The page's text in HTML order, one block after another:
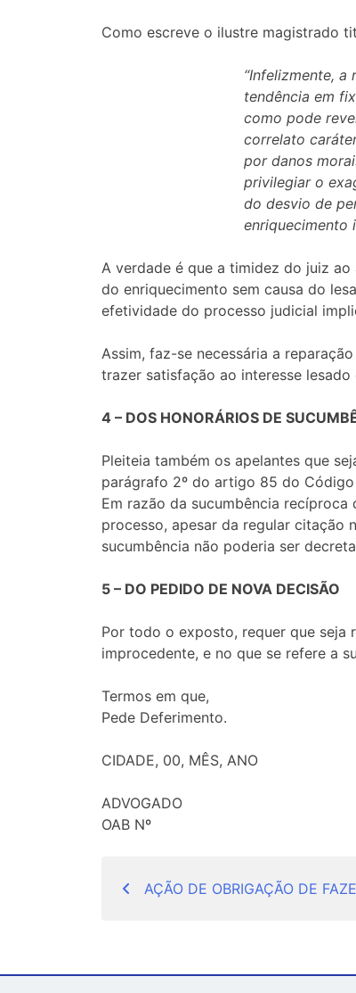
Como escreve o ilustre magistrado
“Infelizmente,
tendência em
como pode
correlato
por danos
privilegiar o
do desvio de
enriquecimento
A verdade é que a timidez do juiz
do enriquecimento sem causa do
efetividade do processo judicial
Assim, faz-se necessária a
trazer satisfação ao interesse
4 – DOS HONORÁRIOS DE
Pleiteia também os apelantes que
parágrafo 2º do artigo 85 do
Em razão da sucumbência
processo, apesar da regular citação
sucumbência não poderia ser
5 – DO PEDIDO DE NOVA DECISÃO
Por todo o exposto, requer que seja
improcedente, e no que se refere a
Termos em que,
Pede Deferimento.
CIDADE, 00, MÊS, ANO
ADVOGADO
OAB Nº
Navegação
de
AÇÃO DE OBRIGAÇÃO DE